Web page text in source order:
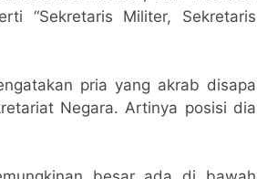
“Sekretaris Militer, Sekretaris
pria yang akrab disapa
Negara. Artinya posisi dia